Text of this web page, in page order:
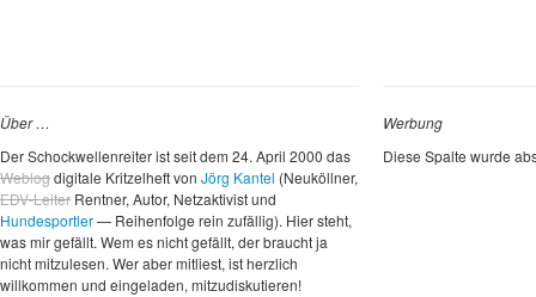
Über …
Der Schockwellenreiter ist seit dem 24. April 2000 das
Weblogdigitale Kritzelheft von Jörg Kantel (Neuköllner,
EDV-Leiter Rentner, Autor, Netzaktivist und
Hundesportler— Reihenfolge rein zufällig). Hier steht,
was mir gefällt. Wem es nicht gefällt, der braucht ja
nicht mitzulesen. Wer aber mitliest, ist herzlich
willkommen und eingeladen, mitzudiskutieren!
Werbung
Diese Spalte wurde